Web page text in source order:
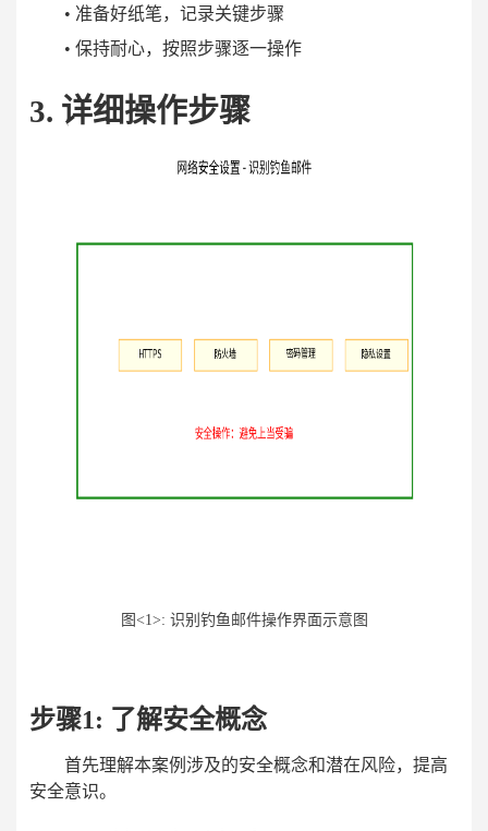
• 准备好纸笔，记录关键步骤
• 保持耐心，按照步骤逐一操作
3. 详细操作步骤
图<1>: 识别钓鱼邮件操作界面示意图
步骤1: 了解安全概念
首先理解本案例涉及的安全概念和潜在风险，提高
安全意识。